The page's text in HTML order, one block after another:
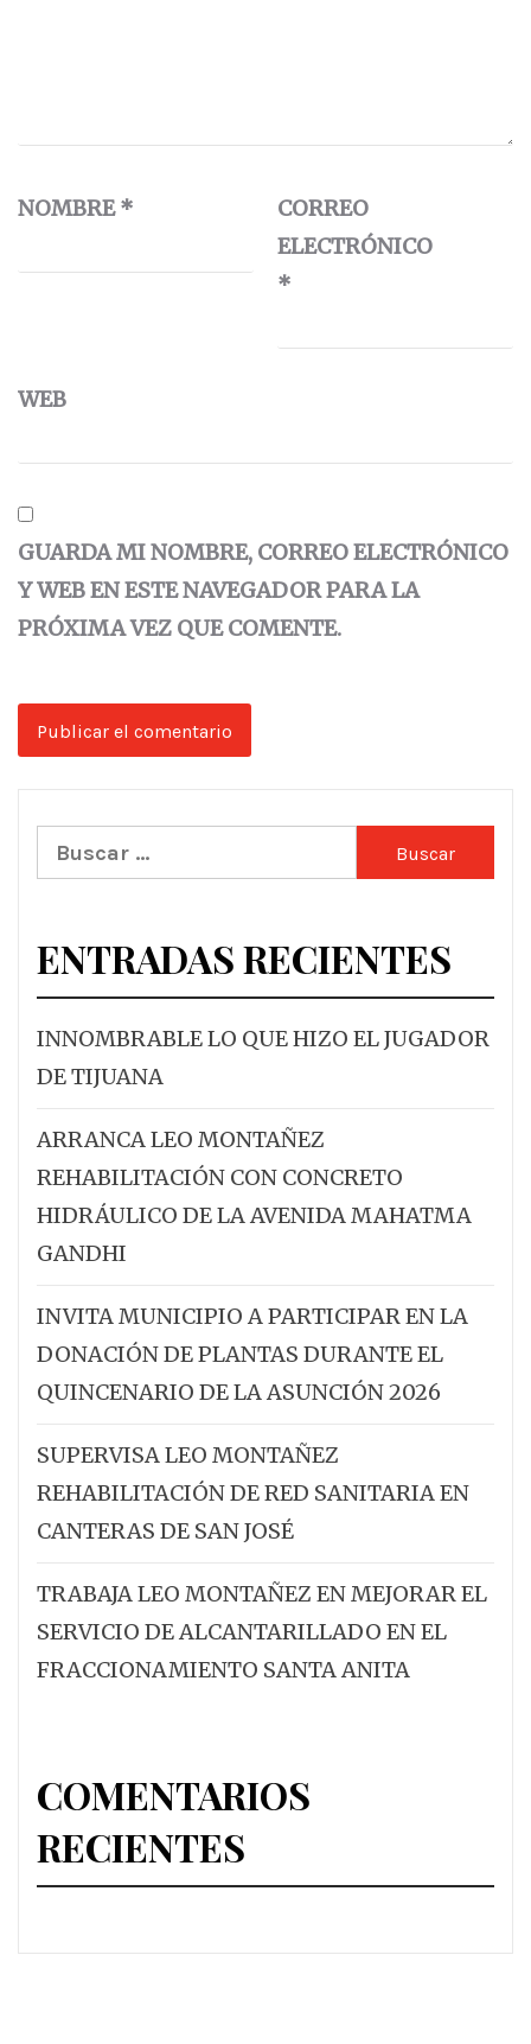
NOMBRE*
CORREO
ELECTRÓNICO
*
WEB
GUARDA MI NOMBRE, CORREO ELECTRÓNICO
Y WEB EN ESTE NAVEGADOR PARA LA
PRÓXIMA VEZ QUE COMENTE.
Buscar:
ENTRADAS RECIENTES
INNOMBRABLE LO QUE HIZO EL JUGADOR
DE TIJUANA
ARRANCA LEO MONTAÑEZ
REHABILITACIÓN CON CONCRETO
HIDRÁULICO DE LA AVENIDA MAHATMA
GANDHI
INVITA MUNICIPIO A PARTICIPAR EN LA
DONACIÓN DE PLANTAS DURANTE EL
QUINCENARIO DE LA ASUNCIÓN 2026
SUPERVISA LEO MONTAÑEZ
REHABILITACIÓN DE RED SANITARIA EN
CANTERAS DE SAN JOSÉ
TRABAJA LEO MONTAÑEZ EN MEJORAR EL
SERVICIO DE ALCANTARILLADO EN EL
FRACCIONAMIENTO SANTA ANITA
COMENTARIOS
RECIENTES